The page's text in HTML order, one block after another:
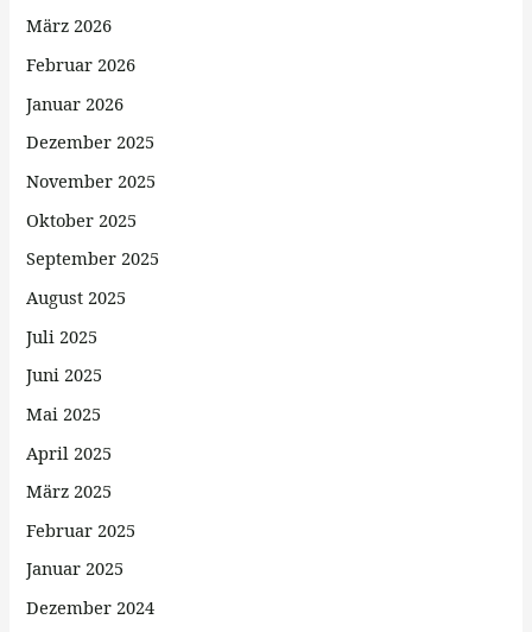
März 2026
Februar 2026
Januar 2026
Dezember 2025
November 2025
Oktober 2025
September 2025
August 2025
Juli 2025
Juni 2025
Mai 2025
April 2025
März 2025
Februar 2025
Januar 2025
Dezember 2024